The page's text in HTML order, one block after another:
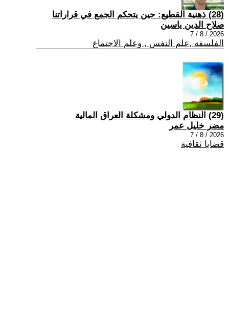
(28) ذهنية القطيع: حين يتحكم الجمع في قراراتنا
صلاح الدين ياسين
2026 / 8 / 7
الفلسفة ,علم النفس , وعلم الاجتماع
(29) النظام الدولي ومشكلة العراق المالية
مضر خليل عمر
2026 / 8 / 7
قضايا ثقافية